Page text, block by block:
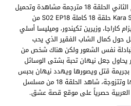
مسلسل حب اعمى الموسم الثاني الحلقة 18 مترجمة مشاهدة وتحميل
مسلسل “حب اعمى” Kara Sevda حلقة 18 كاملة S02 EP18 من
كاراجا، وزيرين تكيندور، وميليسا أسلي
حول كمال الشاب الفقير الذي يحب
نفس الشعور ولكن هناك شخص من
يحاول جعل نيهان تحبة بشتى الوسائل
قتل ويصورها ويهدد نيهان بحبس
اخيها ان لم تفسخ خطوبتها وتتزوجة، شاهد الحلقة 18 من مسلسل
العربية حصرياً على موقع قصة عشق.